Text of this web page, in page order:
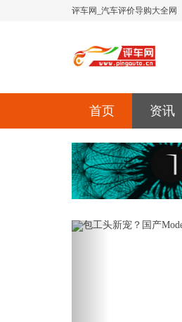
评车网_汽车评价导购大全网
首页 资讯
Previous